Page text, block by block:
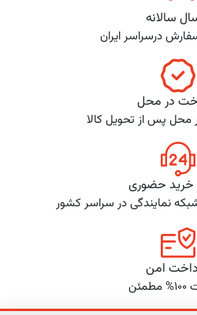
سالانه
در محل
محل پس از تحویل کالا
خرید حضوری
نمایندگی در سراسر کشور
امن